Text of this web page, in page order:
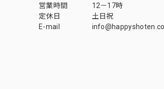
営業時間
12－17時
定休日
土日祝
E-mail